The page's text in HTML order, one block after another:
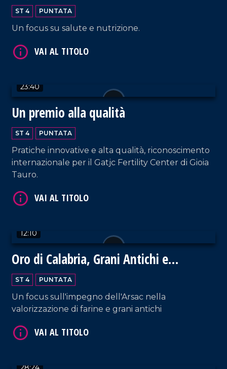
ST 4 PUNTATA
Un focus su salute e nutrizione.
23:40
Un premio alla qualità
ST 4 PUNTATA
Pratiche innovative e alta qualità, riconoscimento
internazionale per il Gatjc Fertility Center di Gioia
Tauro.
12:10
Oro di Calabria, Grani Antichi e
Biodiversità
ST 4 PUNTATA
Un focus sull'impegno dell'Arsac nella
valorizzazione di farine e grani antichi
VAI AL TITOLO
VAI AL TITOLO